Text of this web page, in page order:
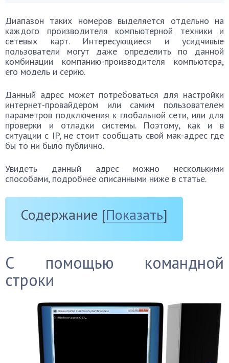
Диапазон таких номеров выделяется отдельно на
каждого производителя компьютерной техники и
сетевых карт. Интересующиеся и усидчивые
пользователи могут даже определить по данной
комбинации компанию-производителя компьютера,
его модель и серию.
Данный адрес может потребоваться для настройки
интернет-провайдером или самим пользователем
параметров подключения к глобальной сети, или для
проверки и отладки системы. Поэтому, как и в
ситуации с IP, не стоит сообщать свой мак-адрес где
бы то ни было публично.
Увидеть данный адрес можно несколькими
способами, подробнее описанными ниже в статье.
Содержание [Показать]
С помощью командной
строки